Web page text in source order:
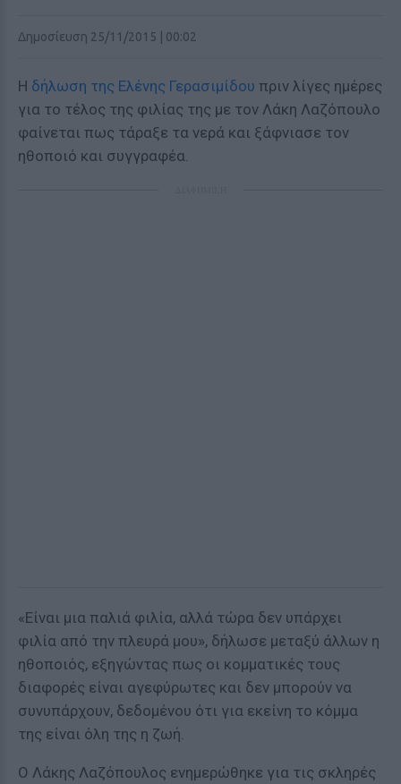
Δημοσίευση 25/11/2015 | 00:02
Η δήλωση της Ελένης Γερασιμίδου πριν λίγες ημέρες
για το τέλος της φιλίας της με τον Λάκη Λαζόπουλο
φαίνεται πως τάραξε τα νερά και ξάφνιασε τον
ηθοποιό και συγγραφέα.
«Είναι μια παλιά φιλία, αλλά τώρα δεν υπάρχει
φιλία από την πλευρά μου», δήλωσε μεταξύ άλλων η
ηθοποιός, εξηγώντας πως οι κομματικές τους
διαφορές είναι αγεφύρωτες και δεν μπορούν να
συνυπάρχουν, δεδομένου ότι για εκείνη το κόμμα
της είναι όλη της η ζωή.
Ο Λάκης Λαζόπουλος ενημερώθηκε για τις σκληρές